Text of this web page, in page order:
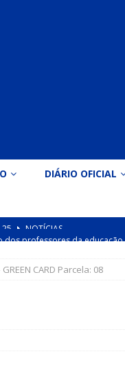
DIÁRIO OFICIAL
dos professores da educação
de ginásio de esportes em
CARD Parcela: 08